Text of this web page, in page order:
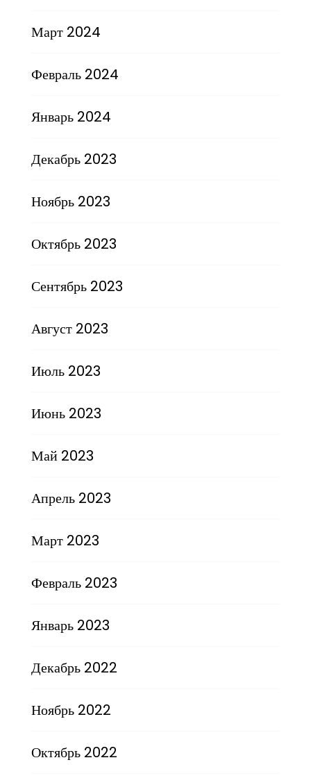
Март 2024
Февраль 2024
Январь 2024
Декабрь 2023
Ноябрь 2023
Октябрь 2023
Сентябрь 2023
Август 2023
Июль 2023
Июнь 2023
Май 2023
Апрель 2023
Март 2023
Февраль 2023
Январь 2023
Декабрь 2022
Ноябрь 2022
Октябрь 2022